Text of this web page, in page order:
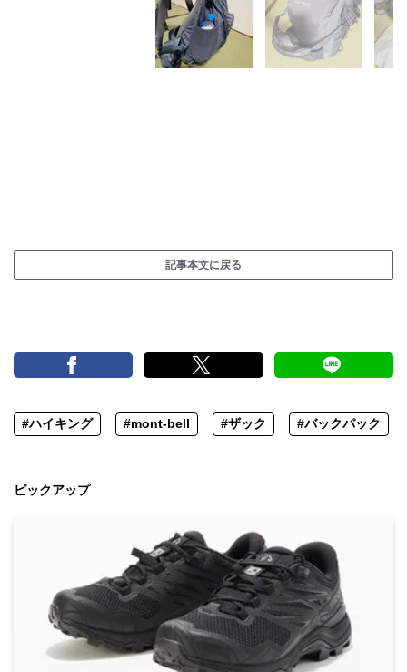
記事本文に戻る
#ハイキング #mont-bell #ザック #バックパック
ピックアップ